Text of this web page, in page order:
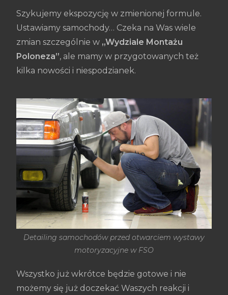
Szykujemy ekspozycję w zmienionej formule.
Ustawiamy samochody… Czeka na Was wiele
zmian szczególnie w „Wydziale Montażu
Poloneza”, ale mamy w przygotowanych też
kilka nowości i niespodzianek.
Detailing samochodów przed otwarciem wystawy
motoryzacyjne w FSO
Wszystko już wkrótce będzie gotowe i nie
możemy się już doczekać Waszych reakcji i